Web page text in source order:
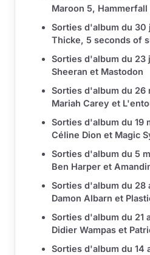
Maroon 5, Hammerfall
Sorties d'album du 30
Thicke, 5 seconds of
Sorties d'album du 23
Sheeran et Mastodon
Sorties d'album du 26
Mariah Carey et
Sorties d'album du 19
Céline Dion et Magic
Sorties d'album du 5
Ben Harper et
Sorties d'album du 28
Damon Albarn et
Sorties d'album du 21
Didier Wampas et
Sorties d'album du 14